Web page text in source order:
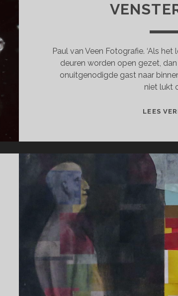
Paul van Veen Fotografie. ‘Als
deuren worden open gezet,
onuitgenodigde gast naar
niet lukt
LEES